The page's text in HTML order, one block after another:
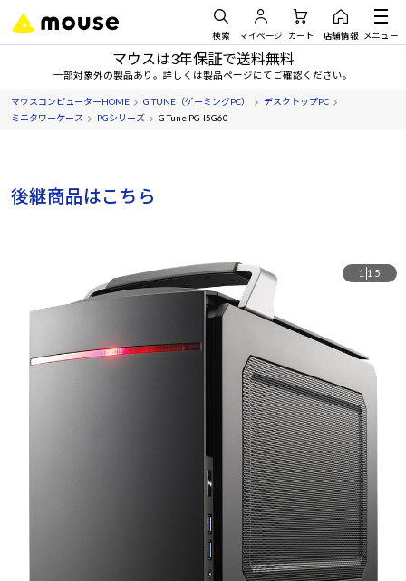
検索 マイページ カート 店舗情報 メニュー
マウスは3年保証で送料無料
一部対象外の製品あり。詳しくは製品ページにてご確認ください。
マウスコンピューターHOME G TUNE（ゲーミングPC）
デスクトップPC
ミニタワーケース
PGシリーズ G-Tune PG-I5G60
後継商品はこちら
1 15